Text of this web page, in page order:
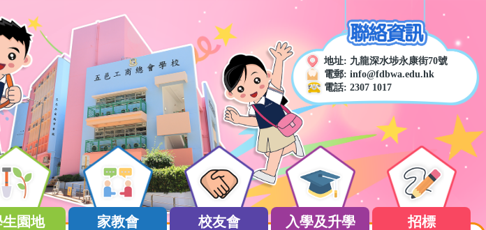
地址: 九龍深水埗永康街70號
電郵:info@fdbwa.edu.hk
電話: 2307 1017
生園地 家教會 校友會 入學及升學 招標